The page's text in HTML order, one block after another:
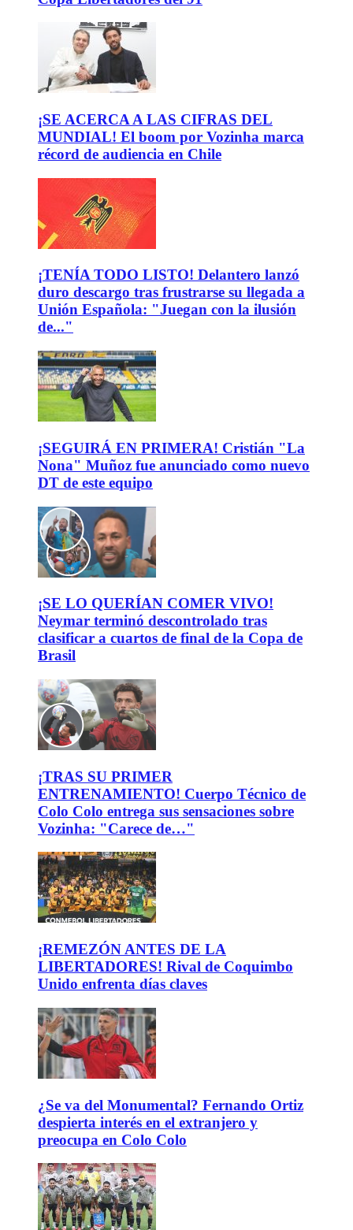
¡SE ACERCA A LAS CIFRAS DEL
MUNDIAL! El boom por Vozinha marca
récord de audiencia en Chile
¡TENÍA TODO LISTO! Delantero lanzó
duro descargo tras frustrarse su llegada a
Unión Española: "Juegan con la ilusión
de..."
¡SEGUIRÁ EN PRIMERA! Cristián "La
Nona" Muñoz fue anunciado como nuevo
DT de este equipo
¡SE LO QUERÍAN COMER VIVO!
Neymar terminó descontrolado tras
clasificar a cuartos de final de la Copa de
Brasil
¡TRAS SU PRIMER
ENTRENAMIENTO! Cuerpo Técnico de
Colo Colo entrega sus sensaciones sobre
Vozinha: "Carece de…"
¡REMEZÓN ANTES DE LA
LIBERTADORES! Rival de Coquimbo
Unido enfrenta días claves
¿Se va del Monumental? Fernando Ortiz
despierta interés en el extranjero y
preocupa en Colo Colo